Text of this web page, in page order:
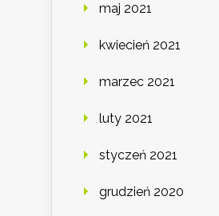
maj 2021
kwiecień 2021
marzec 2021
luty 2021
styczeń 2021
grudzień 2020